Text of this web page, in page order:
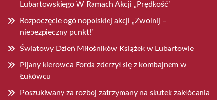
Lubartowskiego W Ramach Akcji „Prędkość”
Rozpoczęcie ogólnopolskiej akcji „Zwolnij –
niebezpieczny punkt!”
Światowy Dzień Miłośników Książek w Lubartowie
Pijany kierowca Forda zderzył się z kombajnem w
Łukówcu
Poszukiwany za rozbój zatrzymany na skutek zakłócania